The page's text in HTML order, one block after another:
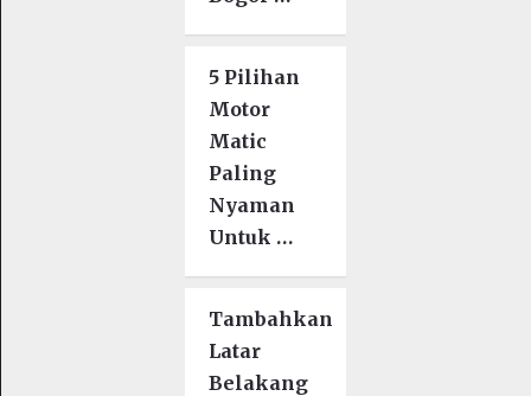
5 Pilihan
Motor
Matic
Paling
Nyaman
Untuk …
Tambahkan
Latar
Belakang